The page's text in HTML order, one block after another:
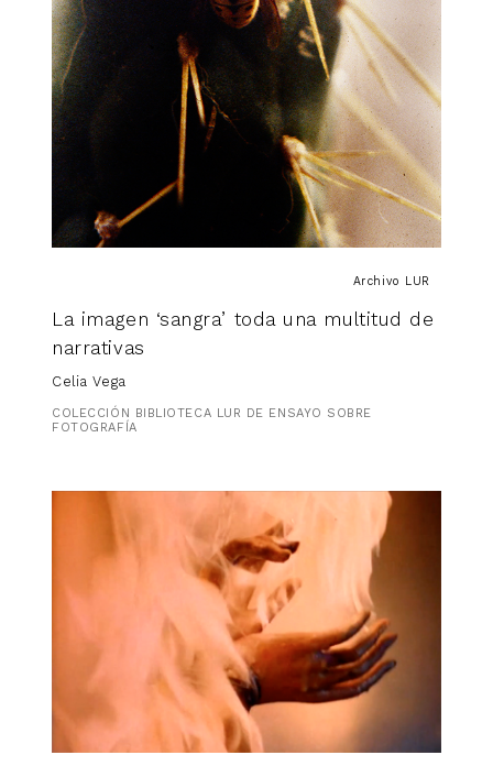
Archivo LUR
La imagen ‘sangra’ toda una multitud de
narrativas
Celia Vega
COLECCIÓN BIBLIOTECA LUR DE ENSAYO SOBRE
FOTOGRAFÍA